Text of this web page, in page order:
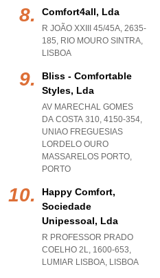
Comfort4all, Lda
R JOÃO XXIII 45/45A, 2635-
185, RIO MOURO SINTRA,
LISBOA
Bliss - Comfortable
Styles, Lda
AV MARECHAL GOMES
DA COSTA 310, 4150-354,
UNIAO FREGUESIAS
LORDELO OURO
MASSARELOS PORTO,
PORTO
Happy Comfort,
Sociedade
Unipessoal, Lda
R PROFESSOR PRADO
COELHO 2L, 1600-653,
LUMIAR LISBOA, LISBOA